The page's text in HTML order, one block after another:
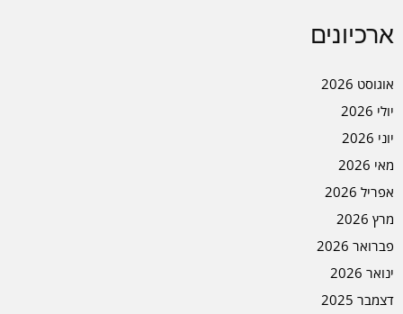
ארכיונים
אוגוסט 2026
יולי 2026
יוני 2026
מאי 2026
אפריל 2026
מרץ 2026
פברואר 2026
ינואר 2026
דצמבר 2025